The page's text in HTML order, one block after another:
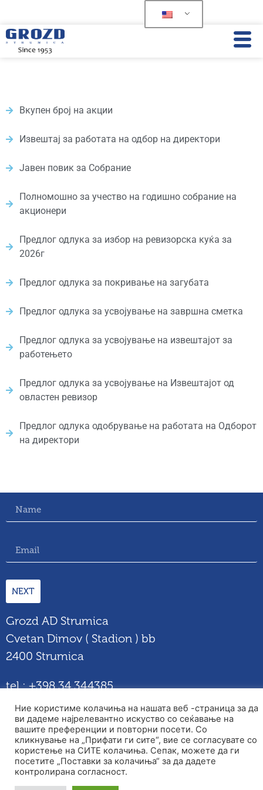
Вкупен број на акции
Извештај за работата на одбор на директори
Јавен повик за Собрание
Полномошно за учество на годишно собрание на
акционери
Предлог одлука за избор на ревизорска куќа за
2026г
Предлог одлука за покривање на загубата
Предлог одлука за усвојување на завршна сметка
Предлог одлука за усвојување на извештајот за
работењето
Предлог одлука за усвојување на Извештајот од
овластен ревизор
Предлог одлука одобрување на работата на Одборот
на директори
NEXT
Grozd AD Strumica
Cvetan Dimov ( Stadion ) bb
2400 Strumica
tel : +398 34 344385
© 2026 Copyright GROZD
Documents
Ние користиме колачиња на нашата веб -страница за да
ви дадеме најрелевантно искуство со сеќавање на
вашите преференции и повторни посети. Со
кликнување на „Прифати ги сите“, вие се согласувате со
користење на СИТЕ колачиња. Сепак, можете да ги
посетите „Поставки за колачиња“ за да дадете
контролирана согласност.